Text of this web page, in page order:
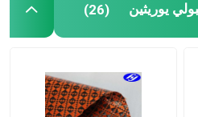
يوريثين (26)